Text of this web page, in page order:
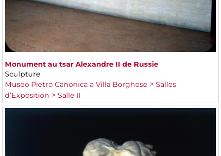
Monument au tsar Alexandre II de Russie
Sculpture
Museo Pietro Canonica a Villa Borghese
Salles
d’Exposition
Salle II